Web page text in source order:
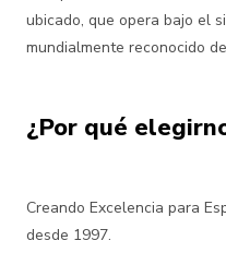
ubicado, que opera bajo el
mundialmente reconocido
¿Por qué
Creando Excelencia para
desde 1997.